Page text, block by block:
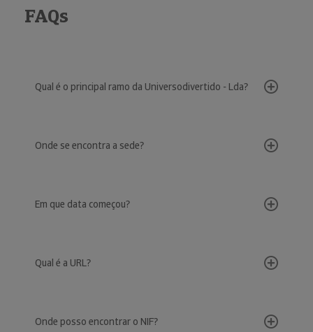
FAQs
Qual é o principal ramo da Universodivertido - Lda?
Onde se encontra a sede?
Em que data começou?
Qual é a URL?
Onde posso encontrar o NIF?